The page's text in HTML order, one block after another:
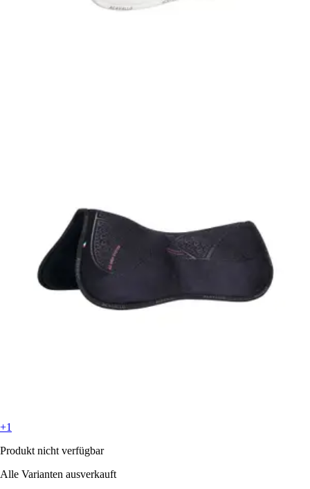
+1
Produkt nicht verfügbar
Alle Varianten ausverkauft